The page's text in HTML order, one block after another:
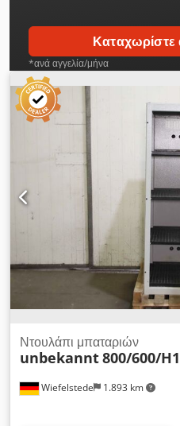
Καταχωρίστε
*ανά αγγελία/μήνα
Wiefelstede 1.893 km
Ντουλάπι μπαταριών
unbekannt800/600/